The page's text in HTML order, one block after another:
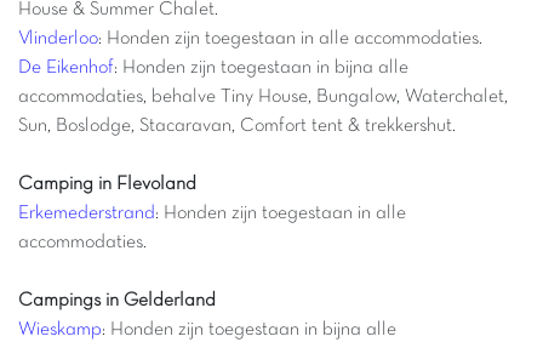
House & Summer Chalet.
Vlinderloo: Honden zijn toegestaan in alle accommodaties.
De Eikenhof: Honden zijn toegestaan in bijna alle
accommodaties, behalve Tiny House, Bungalow, Waterchalet,
Sun, Boslodge, Stacaravan, Comfort tent & trekkershut.
Camping in Flevoland
Erkemederstrand : Honden zijn toegestaan in alle
accommodaties.
Campings in Gelderland
Wieskamp: Honden zijn toegestaan in bijna alle